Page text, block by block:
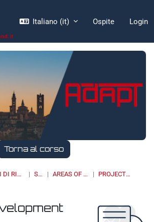
Italiano ‎(it)‎ Ospite Login
Torna al corso
PROGETTI DI RICERCA, BANDI, SPIN OFF SODIMA AREAS OF COLLABORATION PROJECT DEVELOPMENT